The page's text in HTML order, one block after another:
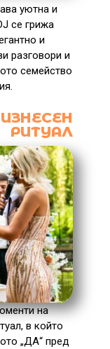
уютна и
се грижа
и
разговори и
семейство
ИЗНЕСЕН
РИТУАЛ
на
в който
„ДА“ пред